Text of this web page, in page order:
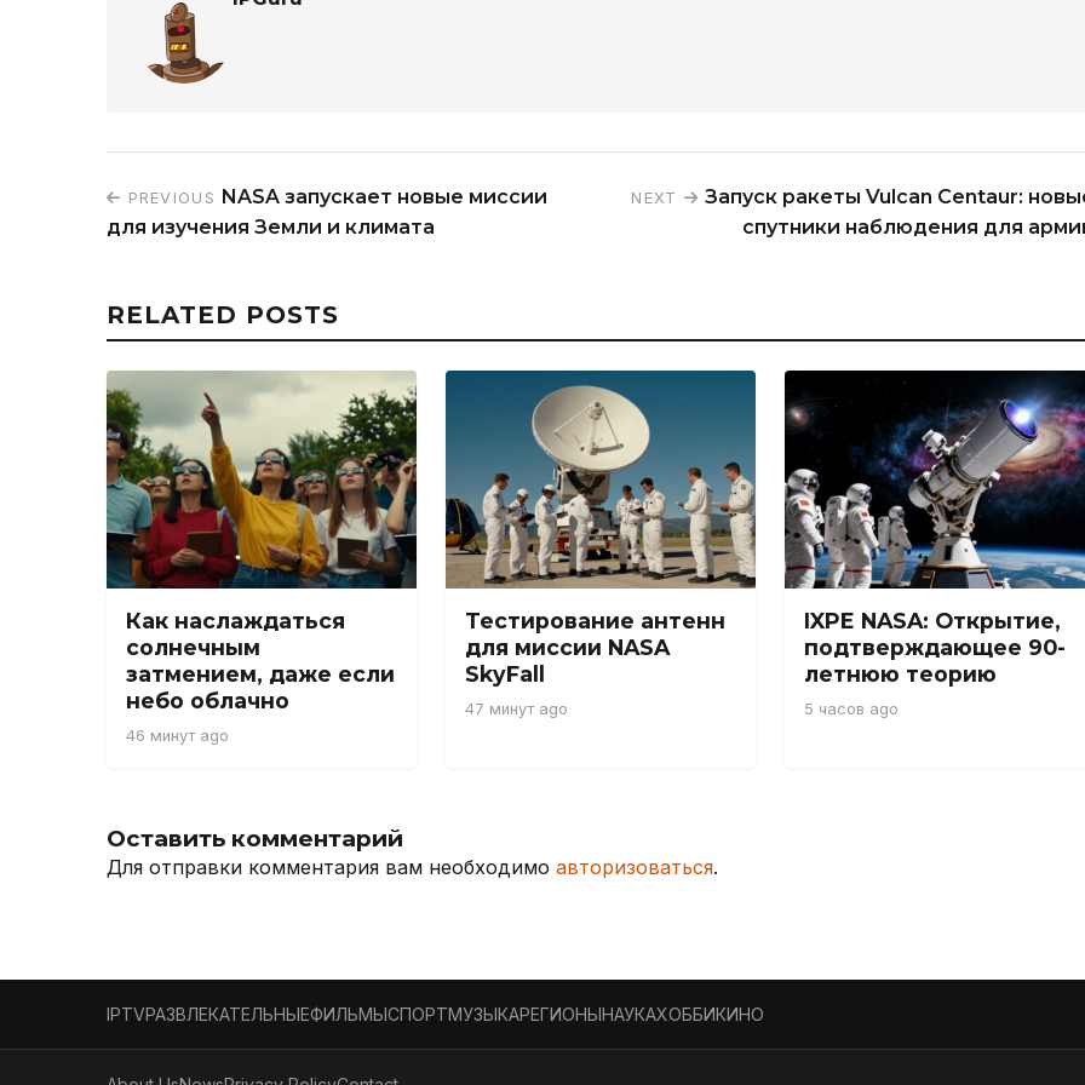
PREVIOUS NASA запускает новые миссии
для изучения Земли и климата
NEXT
Запуск ракеты Vulcan Centaur:
спутники наблюдения для
RELATED POSTS
Как наслаждаться
солнечным
затмением, даже если
небо облачно
46 минут ago
Тестирование антенн
для миссии NASA
SkyFall
47 минут ago
IXPE NASA: Открытие,
подтверждающее 90-
летнюю теорию
5 часов ago
Оставить комментарий
Для отправки комментария вам необходимо авторизоваться.
IPTVРАЗВЛЕКАТЕЛЬНЫЕФИЛЬМЫСПОРТМУЗЫКАРЕГИОНЫНАУКАХОББИКИНО